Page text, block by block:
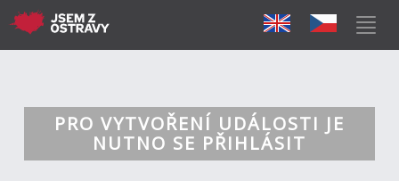
PRO VYTVOŘENÍ UDÁLOSTI JE
NUTNO SE PŘIHLÁSIT